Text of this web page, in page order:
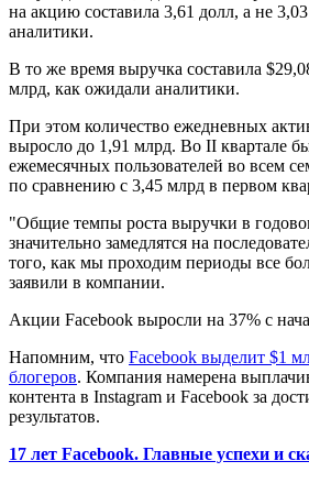
на акцию составила 3,61 долл, а не
аналитики.
В то же время выручка составила
млрд, как ожидали аналитики.
При этом количество ежедневных
выросло до 1,91 млрд. Во II квартале
ежемесячных пользователей во всем
по сравнению с 3,45 млрд в первом
"Общие темпы роста выручки в
значительно замедлятся на
того, как мы проходим периоды все
заявили в компании.
Акции Facebook выросли на 37% с
Напомним, что Facebook выделит $1
блогеров. Компания намерена
контента в Instagram и Facebook за
результатов.
17 лет Facebook. Главные успехи и